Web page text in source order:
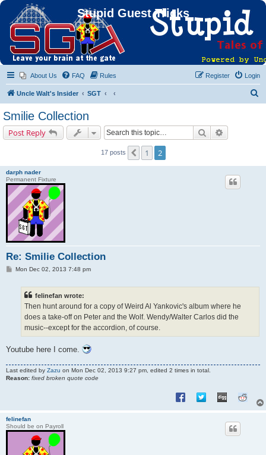
Stupid Guest Tricks
About Us FAQ Rules Login
Register
Uncle Walt's Insider SGT
Smilie Collection
Post Reply Search
17 posts Previous
1 2
darph nader
Permanent Fixture
Re: Smilie Collection
PMon Dec 02, 2013 7:48 pm
felinefan wrote:
Then hunt around for a copy of Weird Al Yankovic's album where he
does a take-off on Peter and the Wolf. Wendy/Walter Carlos did the
music--except for the accordion, of course.
Youtube here I come.
Last edited by Zazu on Mon Dec 02, 2013 9:27 pm, edited 2 times in total.
Reason: fixed broken quote code
felinefan
Should be on Payroll